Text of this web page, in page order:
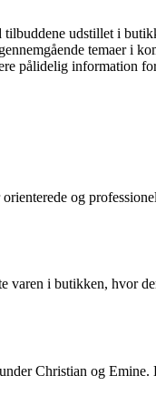
udstillet i
temaer i
pålidelig information
og
varen i butikken, hvor
Christian og Emine.